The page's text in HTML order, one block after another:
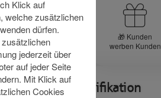
🎁 Kunden
werben Kunden
Meine Qualifikation
Klick auf
welche zusätzlichen
dürfen.
zusätzlichen
jederzeit über
auf jeder Seite
Mit Klick auf
Cookies